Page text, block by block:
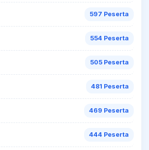
597 Peserta
554 Peserta
505 Peserta
481 Peserta
469 Peserta
444 Peserta